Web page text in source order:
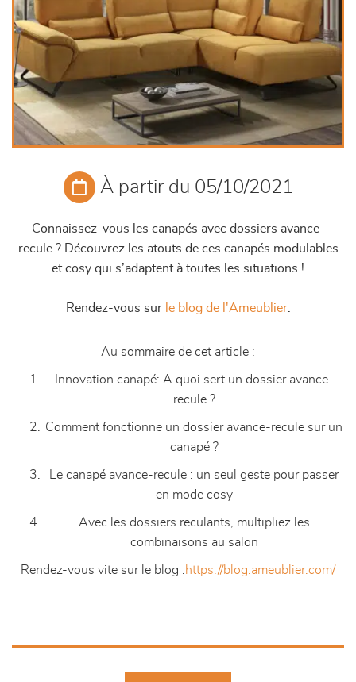
À partir du 05/10/2021
Connaissez-vous les canapés avec dossiers avance-
recule ? Découvrez les atouts de ces canapés modulables
et cosy qui s’adaptent à toutes les situations !
Rendez-vous sur le blog de l'Ameublier.
Au sommaire de cet article :
Innovation canapé: A quoi sert un dossier avance-
recule ?
Comment fonctionne un dossier avance-recule sur un
canapé ?
Le canapé avance-recule : un seul geste pour passer
en mode cosy
Avec les dossiers reculants, multipliez les
combinaisons au salon
Rendez-vous vite sur le blog :https://blog.ameublier.com/